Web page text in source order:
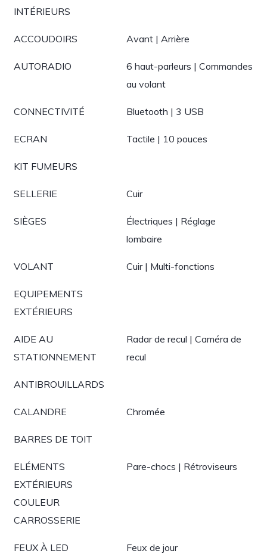
INTÉRIEURS
ACCOUDOIRS Avant | Arrière
AUTORADIO
6 haut-parleurs | Commandes
au volant
CONNECTIVITÉ Bluetooth | 3 USB
ECRAN Tactile | 10 pouces
KIT FUMEURS
SELLERIE Cuir
SIÈGES
Électriques | Réglage
lombaire
VOLANT Cuir | Multi-fonctions
EQUIPEMENTS
EXTÉRIEURS
AIDE AU
STATIONNEMENT
Radar de recul | Caméra de
recul
ANTIBROUILLARDS
CALANDRE Chromée
BARRES DE TOIT
ELÉMENTS
EXTÉRIEURS
COULEUR
CARROSSERIE
Pare-chocs | Rétroviseurs
FEUX À LED Feux de jour